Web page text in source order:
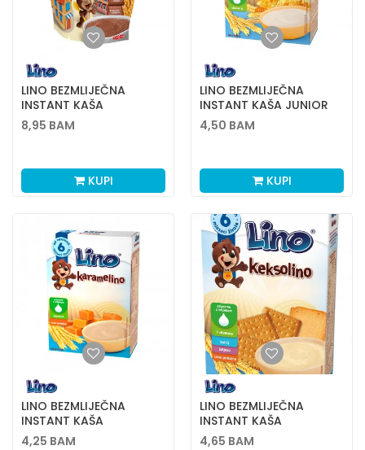
LINO BEZMLIJEČNA
INSTANT KAŠA
ČOKOLINO 500G
8,95 BAM
KUPI
LINO BEZMLIJEČNA
INSTANT KAŠA JUNIOR
MEDOLINO 200G
4,50 BAM
KUPI
LINO BEZMLIJEČNA
INSTANT KAŠA
KARAMELINO 200G
4,25 BAM
LINO BEZMLIJEČNA
INSTANT KAŠA
KEKSOLINO 200G
4,65 BAM